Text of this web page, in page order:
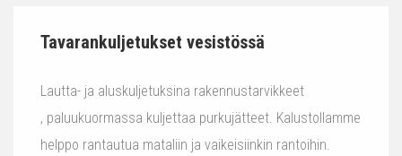
Tavarankuljetukset vesistössä
Lautta- ja aluskuljetuksina rakennustarvikkeet
, paluukuormassa kuljettaa purkujätteet. Kalustollamme
helppo rantautua mataliin ja vaikeisiinkin rantoihin.